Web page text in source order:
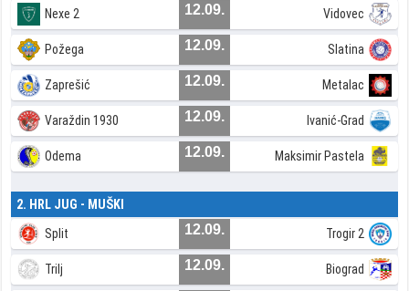
Nexe 2 12.09. Vidovec
Požega 12.09. Slatina
Zaprešić 12.09. Metalac
Varaždin 1930 12.09. Ivanić-Grad
Odema 12.09. Maksimir Pastela
2. HRL JUG - MUŠKI
Split 12.09. Trogir 2
Trilj 12.09. Biograd